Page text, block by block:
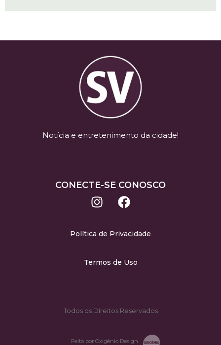
Notícia e entretenimento da cidade!
CONECTE-SE CONOSCO
Política de Privacidade
Termos de Uso
Todos os Direitos Reservados
Feito por Oxigênio Design